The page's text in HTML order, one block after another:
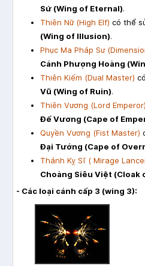
Sứ (Wing of Eternal).
Thiên Nữ (High Elf) có thể
(Wing of Illusion).
Phục Ma Pháp Sư
Cánh Phượng Hoàng
Thiên Kiếm (Dual Master)
Vũ (Wing of Ruin).
Thiên Vương (Lord Emperor)
Đế Vương (Cape of
Quyền Vương (Fist Master)
Đại Tướng (Cape of
Thánh Kỵ Sĩ ( Mirage
Choàng Siêu Việt (Cloak
- Các loại cánh cấp 3 (wing 3):